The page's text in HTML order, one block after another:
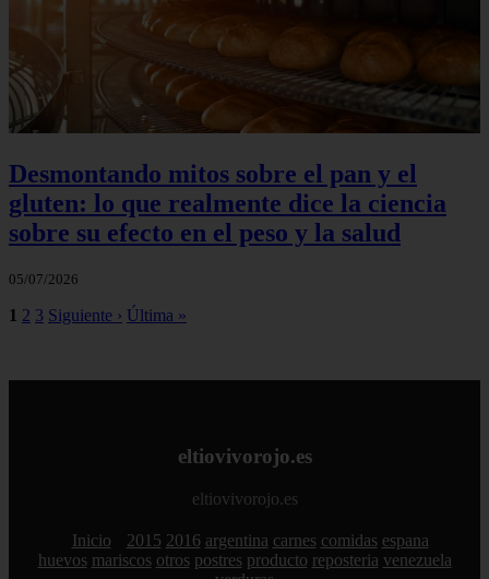
Desmontando mitos sobre el pan y el
gluten: lo que realmente dice la ciencia
sobre su efecto en el peso y la salud
05/07/2026
1 2 3 Siguiente › Última »
eltiovivorojo.es
eltiovivorojo.es
Inicio 2015 2016 argentina carnes comidas espana
huevos mariscos otros postres producto reposteria venezuela